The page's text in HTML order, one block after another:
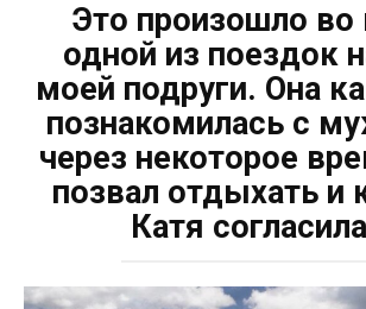
Это произошло во
одной из поездок
моей подруги. Она
познакомилась с
через некоторое
позвал отдыхать и
Катя